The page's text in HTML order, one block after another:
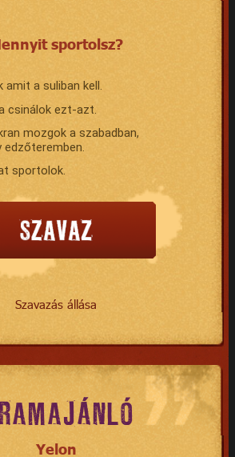
sportolsz?
amit a suliban kell.
csinálok ezt-azt.
mozgok a szabadban,
edzőteremben.
sportolok.
Szavazás állása
Yelon